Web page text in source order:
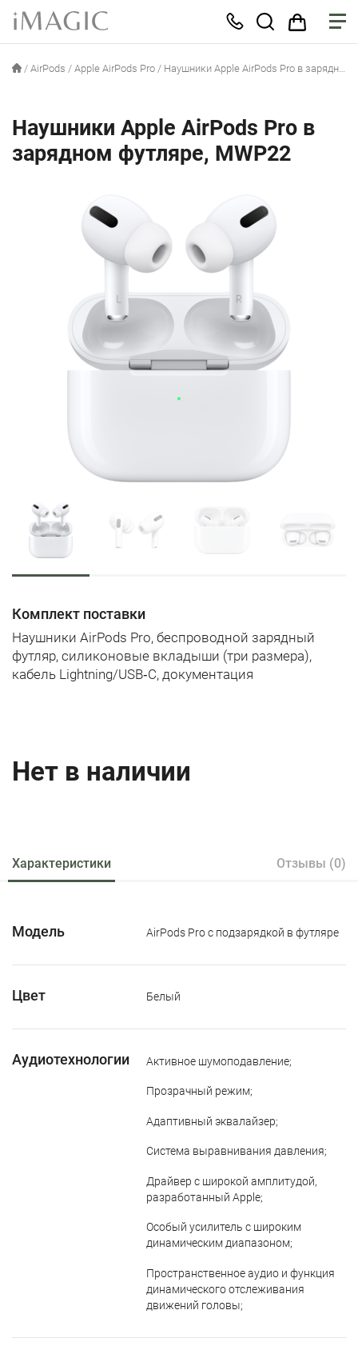
/ AirPods / Apple AirPods Pro / Наушники Apple AirPods Pro в зарядном футляре, MWP22
Наушники Apple AirPods Pro в
зарядном футляре, MWP22
Комплект поставки
Наушники AirPods Pro, беспроводной зарядный
футляр, силиконовые вкладыши (три размера),
кабель Lightning/USB‑C, документация
Нет в наличии
Характеристики Отзывы (0)
Модель AirPods Pro с подзарядкой в футляре
Цвет Белый
Аудиотехнологии Активное шумоподавление;
Прозрачный режим;
Адаптивный эквалайзер;
Система выравнивания давления;
Драйвер с широкой амплитудой,
разработанный Apple;
Особый усилитель с широким
динамическим диапазоном;
Пространственное аудио и функция
динамического отслеживания
движений головы;